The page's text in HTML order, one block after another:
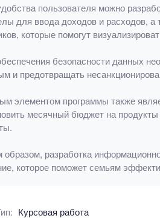
пользователя можно
для ввода доходов и расходов,
которые помогут
безопасности данных
и предотвращать
элементом программы также
месячный бюджет на
образом, разработка
которое поможет семьям
Курсовая работа